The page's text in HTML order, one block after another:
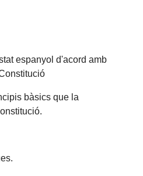
espanyol d'acord amb
bàsics que la